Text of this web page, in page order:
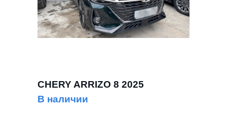
CHERY ARRIZO 8 2025
В наличии